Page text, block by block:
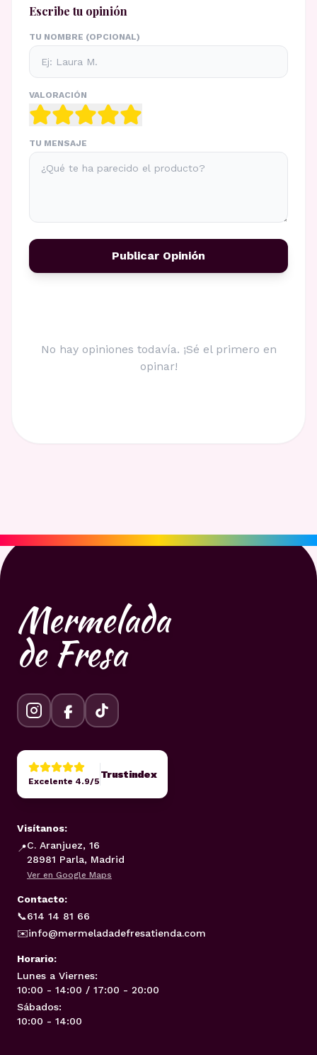
Escribe tu opinión
TU NOMBRE (OPCIONAL)
VALORACIÓN
TU MENSAJE
Publicar Opinión
No hay opiniones todavía. ¡Sé el primero en
opinar!
Mermelada
de Fresa
Excelente 4.9/5
Trustindex
Visítanos:
📍C. Aranjuez, 16
28981 Parla, Madrid
Ver en Google Maps
Contacto:
📞614 14 81 66
✉️info@mermeladadefresatienda.com
Horario:
Lunes a Viernes:
10:00 - 14:00 / 17:00 - 20:00
Sábados:
10:00 - 14:00